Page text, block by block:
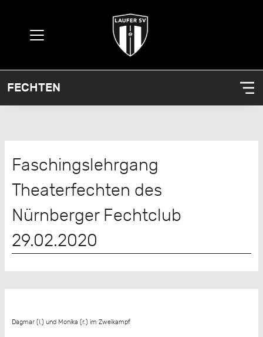
FECHTEN
Faschingslehrgang
Theaterfechten des
Nürnberger Fechtclub
29.02.2020
Dagmar (l.) und Monika (r.) im Zweikampf